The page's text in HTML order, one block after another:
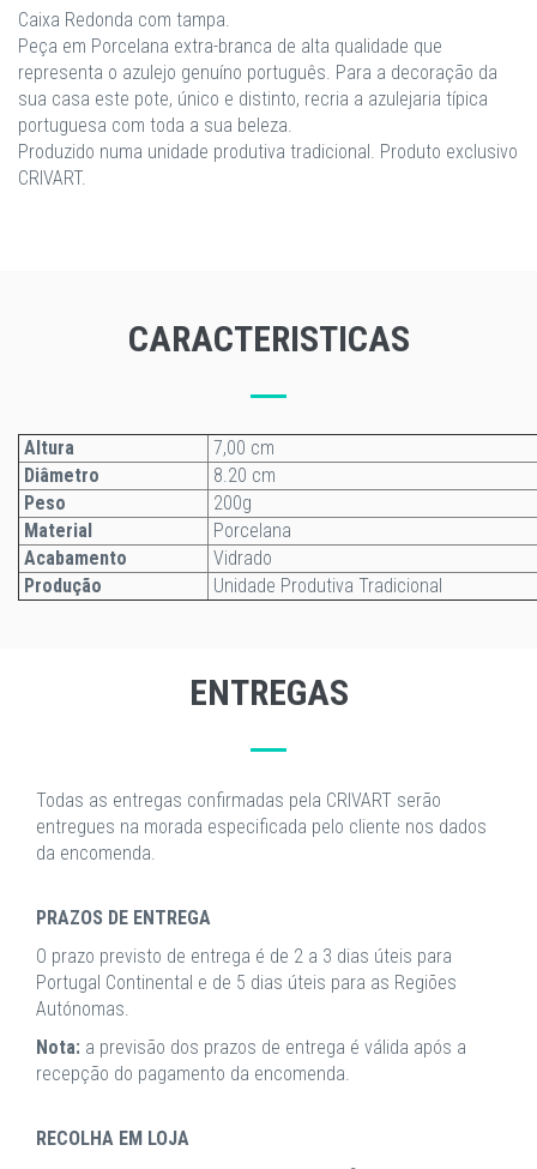
Caixa Redonda com tampa.
Peça em Porcelana extra-branca de alta qualidade que
representa o azulejo genuíno português. Para a decoração da
sua casa este pote, único e distinto, recria a azulejaria típica
portuguesa com toda a sua beleza.
Produzido numa unidade produtiva tradicional. Produto exclusivo
CRIVART.
CARACTERISTICAS
Altura
7,00 cm
Diâmetro
8.20 cm
Peso
200g
Material
Porcelana
Acabamento
Vidrado
Produção
Unidade Produtiva Tradicional
ENTREGAS
Todas as entregas confirmadas pela CRIVART serão
entregues na morada especificada pelo cliente nos dados
da encomenda.
PRAZOS DE ENTREGA
O prazo previsto de entrega é de 2 a 3 dias úteis para
Portugal Continental e de 5 dias úteis para as Regiões
Autónomas.
Nota: a previsão dos prazos de entrega é válida após a
recepção do pagamento da encomenda.
RECOLHA EM LOJA